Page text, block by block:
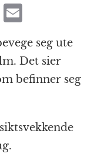
P
ai
l
seg ute
Det sier
befinner seg